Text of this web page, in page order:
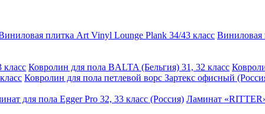
плитка Art Vinyl Lounge Plank 34/43 класс Виниловая
Ковролин для пола BALTA (Бельгия) 31, 32 класс
Ковролин для пола петлевой ворс Зартекс офисный
для пола Egger Pro 32, 33 класс (Россия) Ламинат